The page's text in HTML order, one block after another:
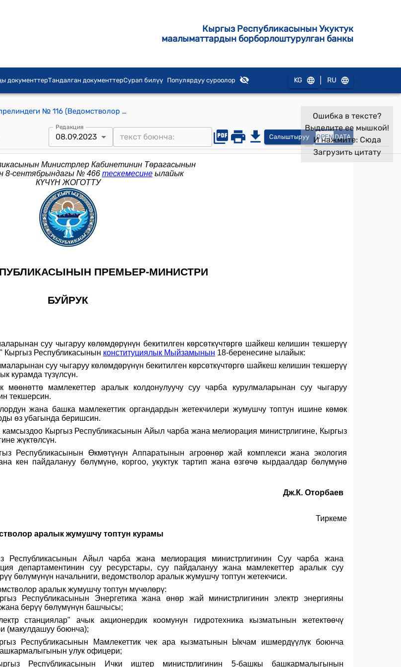
Кыргыз Республикасынын Укуктук
маалыматтардын борборлоштурулган банкы
документтерТандалган документтерСурап билүү Популярдуу суроолор KG RU
КР Премьер-министринин 2015-жылдын 23-апрелиндеги № 116 (Ведомстволор аралык жумушчу топтун курамы жөнүндө буйругу)
Редакция
08.09.2023 Салыштыруу OPEN DATA
Ошибка в тексте?
Выделите ее мышкой!
И нажмите: Сюда
Загрузить цитату